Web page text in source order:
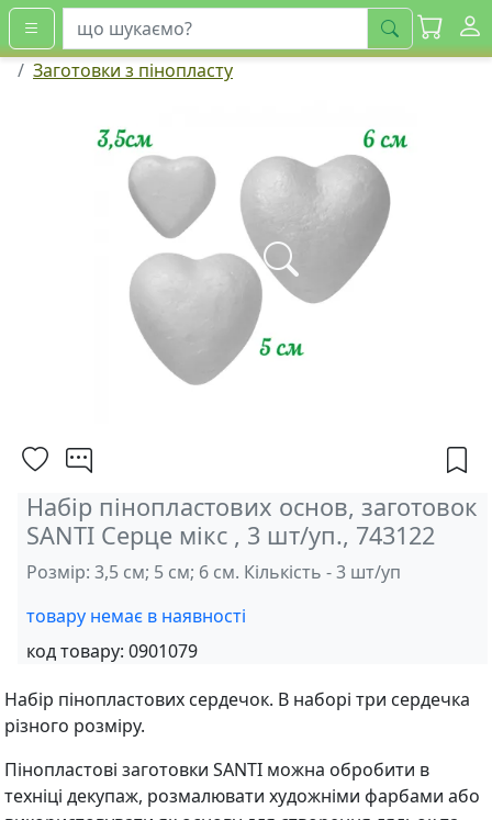
шукати
Заготовки з пінопласту
Набір пінопластових основ, заготовок
SANTI Серце мікс , 3 шт/уп., 743122
Розмір: 3,5 см; 5 см; 6 см. Кількість - 3 шт/уп
товару немає в наявності
код товару: 0901079
Набір пінопластових сердечок. В наборі три сердечка
різного розміру.
Пінопластові заготовки SANTI можна обробити в
техніці декупаж, розмалювати художніми фарбами або